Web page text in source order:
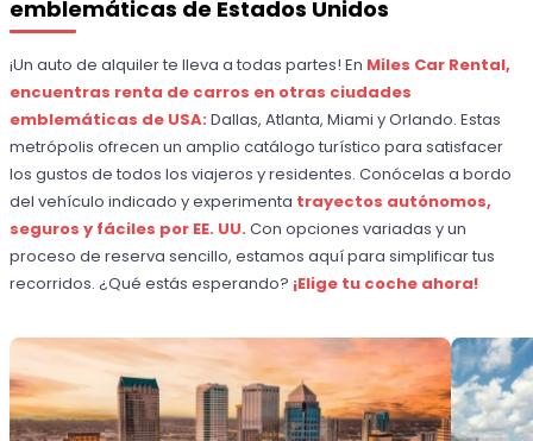
emblemáticas de Estados Unidos
¡Un auto de alquiler te lleva a todas partes! En Miles Car Rental,
encuentras renta de carros en otras ciudades
emblemáticas de USA: Dallas, Atlanta, Miami y Orlando. Estas
metrópolis ofrecen un amplio catálogo turístico para satisfacer
los gustos de todos los viajeros y residentes. Conócelas a bordo
del vehículo indicado y experimenta trayectos autónomos,
seguros y fáciles por EE. UU.Con opciones variadas y un
proceso de reserva sencillo, estamos aquí para simplificar tus
recorridos. ¿Qué estás esperando? ¡Elige tu coche ahora!